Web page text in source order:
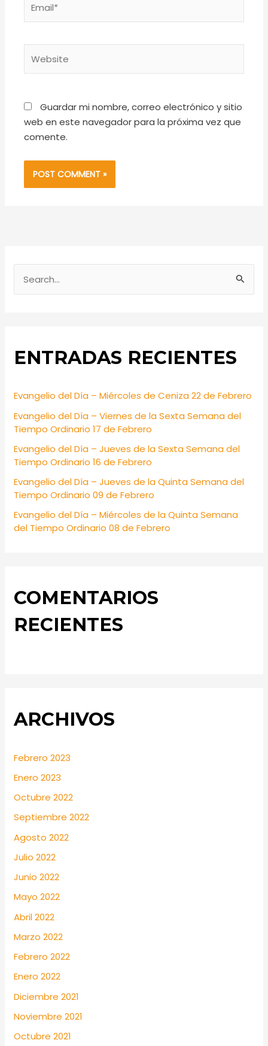
Guardar mi nombre, correo electrónico y sitio
web en este navegador para la próxima vez que
comente.
c
r
:
ENTRADAS RECIENTES
Evangelio del Día – Miércoles de Ceniza 22 de Febrero
Evangelio del Día – Viernes de la Sexta Semana del
Tiempo Ordinario 17 de Febrero
Evangelio del Día – Jueves de la Sexta Semana del
Tiempo Ordinario 16 de Febrero
Evangelio del Día – Jueves de la Quinta Semana del
Tiempo Ordinario 09 de Febrero
Evangelio del Día – Miércoles de la Quinta Semana
del Tiempo Ordinario 08 de Febrero
COMENTARIOS
RECIENTES
ARCHIVOS
Febrero 2023
Enero 2023
Octubre 2022
Septiembre 2022
Agosto 2022
Julio 2022
Junio 2022
Mayo 2022
Abril 2022
Marzo 2022
Febrero 2022
Enero 2022
Diciembre 2021
Noviembre 2021
Octubre 2021